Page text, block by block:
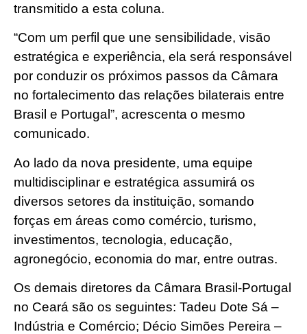
transmitido a esta coluna.
“Com um perfil que une sensibilidade, visão
estratégica e experiência, ela será responsável
por conduzir os próximos passos da Câmara
no fortalecimento das relações bilaterais entre
Brasil e Portugal”, acrescenta o mesmo
comunicado.
Ao lado da nova presidente, uma equipe
multidisciplinar e estratégica assumirá os
diversos setores da instituição, somando
forças em áreas como comércio, turismo,
investimentos, tecnologia, educação,
agronegócio, economia do mar, entre outras.
Os demais diretores da Câmara Brasil-Portugal
no Ceará são os seguintes: Tadeu Dote Sá –
Indústria e Comércio; Décio Simões Pereira –